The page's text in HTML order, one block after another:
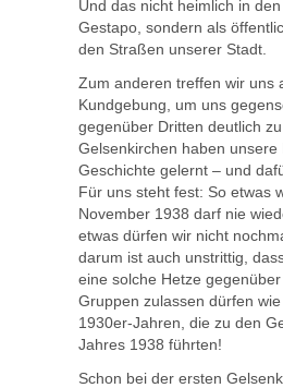
Und das nicht heimlich in
Gestapo, sondern als
den Straßen unserer Stadt.
Zum anderen treffen wir uns
Kundgebung, um uns
gegenüber Dritten deutlich
Gelsenkirchen haben
Geschichte gelernt – und
Für uns steht fest: So etwas
November 1938 darf nie
etwas dürfen wir nicht
darum ist auch unstrittig,
eine solche Hetze
Gruppen zulassen dürfen
1930er-Jahren, die zu den
Jahres 1938 führten!
Schon bei der ersten